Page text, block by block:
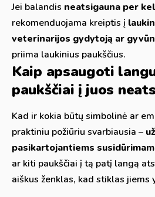
Jei balandis neatsigauna per
rekomenduojama kreiptis į
veterinarijos gydytoją ar
priima laukinius paukščius.
Kaip apsaugoti
paukščiai į juos
Kad ir kokia būtų simbolinė ar
praktiniu požiūriu svarbiausia –
pasikartojantiems
ar kiti paukščiai į tą patį langą
aiškus ženklas, kad stiklas jiems